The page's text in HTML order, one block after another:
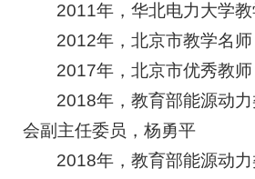
2011年，华北电力大学
2012年，北京市教学名
2017年，北京市优秀教
2018年，教育部能源动
会副主任委员，杨勇平
2018年，教育部能源动